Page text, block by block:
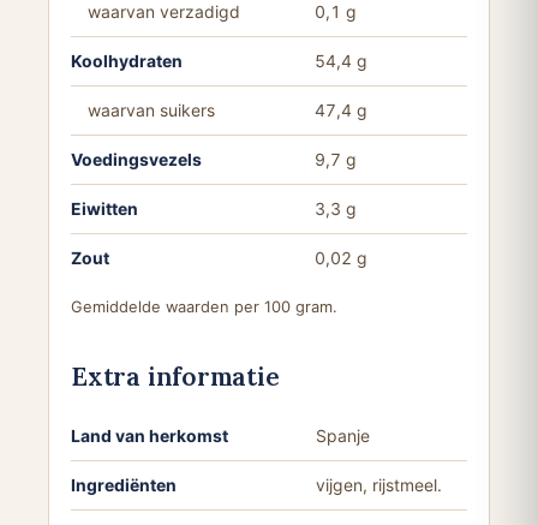
waarvan verzadigd 0,1 g
Koolhydraten 54,4 g
waarvan suikers 47,4 g
Voedingsvezels 9,7 g
Eiwitten 3,3 g
Zout 0,02 g
Gemiddelde waarden per 100 gram.
Extra informatie
Land van herkomst Spanje
Ingrediënten vijgen, rijstmeel.